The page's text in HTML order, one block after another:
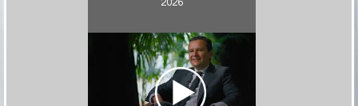
2026